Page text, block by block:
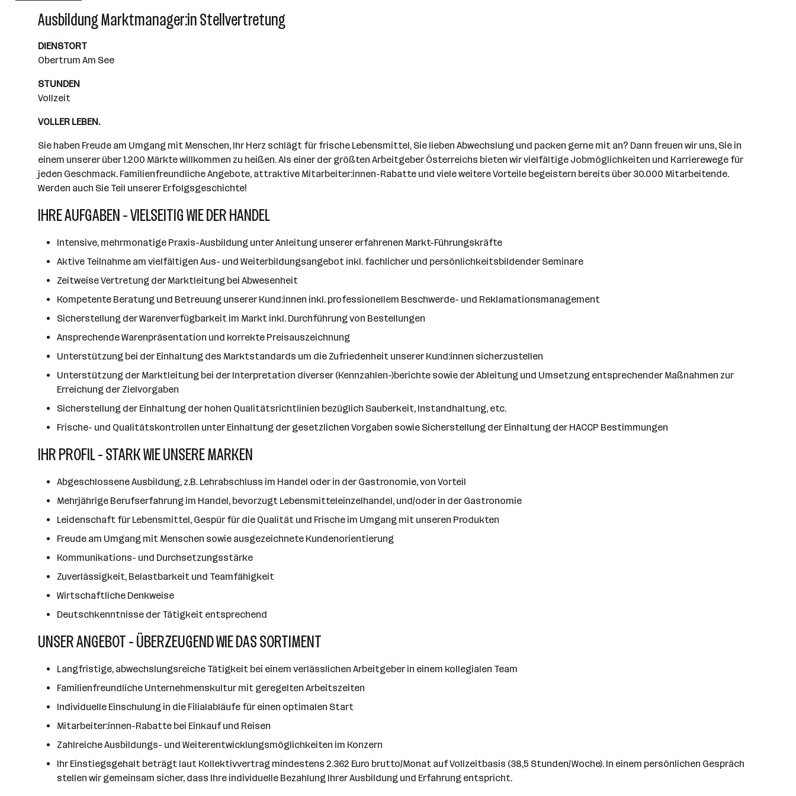
Wiener Neudorf
Ausbildung Marktmanager:in Stellvertretung
DIENSTORT
Obertrum Am See
STUNDEN
Vollzeit
VOLLER LEBEN.
Sie haben Freude am Umgang mit Menschen, Ihr Herz schlägt für frische Lebensmittel, Sie lieben Abwechslung und packen gerne mit an? Dann freuen wir uns, Sie in
einem unserer über 1.200 Märkte willkommen zu heißen. Als einer der größten Arbeitgeber Österreichs bieten wir vielfältige Jobmöglichkeiten und Karrierewege für
jeden Geschmack. Familienfreundliche Angebote, attraktive Mitarbeiter:innen-Rabatte und viele weitere Vorteile begeistern bereits über 30.000 Mitarbeitende.
Werden auch Sie Teil unserer Erfolgsgeschichte!
IHRE AUFGABEN - VIELSEITIG WIE DER HANDEL
Intensive, mehrmonatige Praxis-Ausbildung unter Anleitung unserer erfahrenen Markt-Führungskräfte
Aktive Teilnahme am vielfältigen Aus- und Weiterbildungsangebot inkl. fachlicher und persönlichkeitsbildender Seminare
Zeitweise Vertretung der Marktleitung bei Abwesenheit
Kompetente Beratung und Betreuung unserer Kund:innen inkl. professionellem Beschwerde- und Reklamationsmanagement
Sicherstellung der Warenverfügbarkeit im Markt inkl. Durchführung von Bestellungen
Ansprechende Warenpräsentation und korrekte Preisauszeichnung
Unterstützung bei der Einhaltung des Marktstandards um die Zufriedenheit unserer Kund:innen sicherzustellen
Unterstützung der Marktleitung bei der Interpretation diverser (Kennzahlen-)berichte sowie der Ableitung und Umsetzung entsprechender Maßnahmen zur
Erreichung der Zielvorgaben
Sicherstellung der Einhaltung der hohen Qualitätsrichtlinien bezüglich Sauberkeit, Instandhaltung, etc.
Frische- und Qualitätskontrollen unter Einhaltung der gesetzlichen Vorgaben sowie Sicherstellung der Einhaltung der HACCP Bestimmungen
IHR PROFIL - STARK WIE UNSERE MARKEN
Abgeschlossene Ausbildung, z.B. Lehrabschluss im Handel oder in der Gastronomie, von Vorteil
Mehrjährige Berufserfahrung im Handel, bevorzugt Lebensmitteleinzelhandel, und/oder in der Gastronomie
Leidenschaft für Lebensmittel, Gespür für die Qualität und Frische im Umgang mit unseren Produkten
Freude am Umgang mit Menschen sowie ausgezeichnete Kundenorientierung
Kommunikations- und Durchsetzungsstärke
Zuverlässigkeit, Belastbarkeit und Teamfähigkeit
Wirtschaftliche Denkweise
Deutschkenntnisse der Tätigkeit entsprechend
UNSER ANGEBOT - ÜBERZEUGEND WIE DAS SORTIMENT
Langfristige, abwechslungsreiche Tätigkeit bei einem verlässlichen Arbeitgeber in einem kollegialen Team
Familienfreundliche Unternehmenskultur mit geregelten Arbeitszeiten
Individuelle Einschulung in die Filialabläufe für einen optimalen Start
Mitarbeiter:innen-Rabatte bei Einkauf und Reisen
Zahlreiche Ausbildungs- und Weiterentwicklungsmöglichkeiten im Konzern
Ihr Einstiegsgehalt beträgt laut Kollektivvertrag mindestens 2.362 Euro brutto/Monat auf Vollzeitbasis (38,5 Stunden/Woche). In einem persönlichen Gespräch
stellen wir gemeinsam sicher, dass Ihre individuelle Bezahlung Ihrer Ausbildung und Erfahrung entspricht.